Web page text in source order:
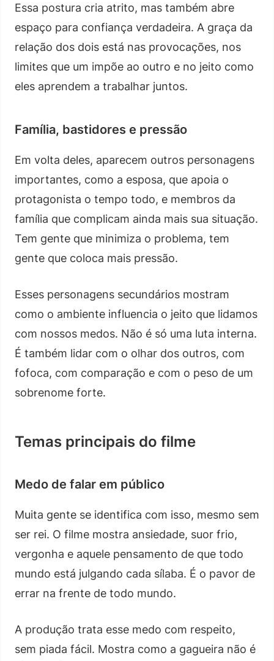
Essa postura cria atrito, mas também abre
espaço para confiança verdadeira. A graça da
relação dos dois está nas provocações, nos
limites que um impõe ao outro e no jeito como
eles aprendem a trabalhar juntos.
Família, bastidores e pressão
Em volta deles, aparecem outros personagens
importantes, como a esposa, que apoia o
protagonista o tempo todo, e membros da
família que complicam ainda mais sua situação.
Tem gente que minimiza o problema, tem
gente que coloca mais pressão.
Esses personagens secundários mostram
como o ambiente influencia o jeito que lidamos
com nossos medos. Não é só uma luta interna.
É também lidar com o olhar dos outros, com
fofoca, com comparação e com o peso de um
sobrenome forte.
Temas principais do filme
Medo de falar em público
Muita gente se identifica com isso, mesmo sem
ser rei. O filme mostra ansiedade, suor frio,
vergonha e aquele pensamento de que todo
mundo está julgando cada sílaba. É o pavor de
errar na frente de todo mundo.
A produção trata esse medo com respeito,
sem piada fácil. Mostra como a gagueira não é